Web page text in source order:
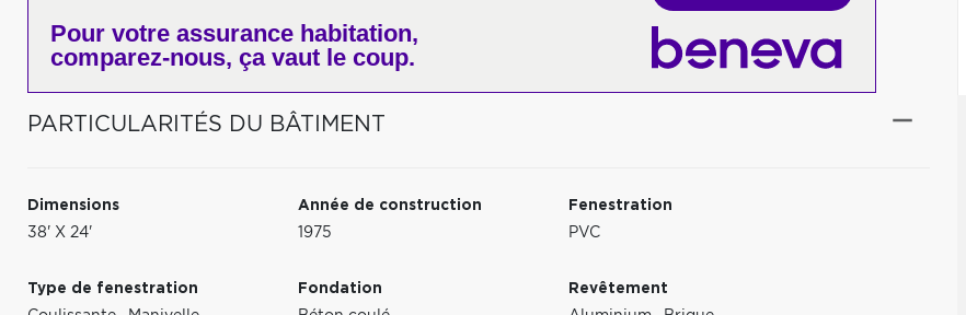
Pour votre assurance habitation,
comparez-nous, ça vaut le coup.
PARTICULARITÉS DU BÂTIMENT
Dimensions
38' X 24'
Année de construction
1975
Fenestration
PVC
Type de fenestration
Fondation
Revêtement